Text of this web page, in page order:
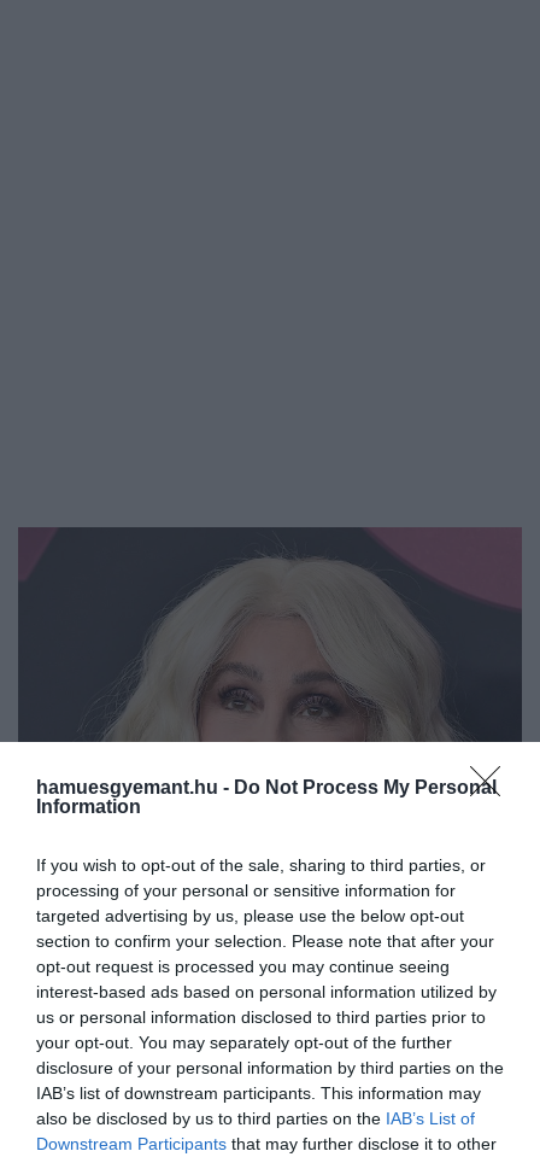
hamuesgyemant.hu - Do Not Process My Personal
Information
If you wish to opt-out of the sale, sharing to third parties, or
processing of your personal or sensitive information for
targeted advertising by us, please use the below opt-out
section to confirm your selection. Please note that after your
opt-out request is processed you may continue seeing
interest-based ads based on personal information utilized by
us or personal information disclosed to third parties prior to
your opt-out. You may separately opt-out of the further
disclosure of your personal information by third parties on the
IAB’s list of downstream participants. This information may
also be disclosed by us to third parties on the IAB’s List of
Downstream Participants that may further disclose it to other
Szinte hihetetlen, de 80 éves lett a
kortalan legenda, Cher, akire a legtöbben
ma már elsősorban popkulturális
ikonként és folyamatosan megújuló
előadóként gondolnak, pedig filmes
2026. MÁJUS 20. ● TÓTH EMMA
Cher 80 éves: 5 emlékezetes
film egy valódi hollywoodi…
TÓTH EMMA